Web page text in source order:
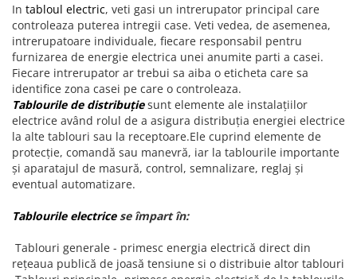
In tabloul electric, veti gasi un intrerupator principal care
controleaza puterea intregii case. Veti vedea, de asemenea,
intrerupatoare individuale, fiecare responsabil pentru
furnizarea de energie electrica unei anumite parti a casei.
Fiecare intrerupator ar trebui sa aiba o eticheta care sa
identifice zona casei pe care o controleaza.
Tablourile de distribuţiesunt elemente ale instalaţiilor
electrice având rolul de a asigura distribuţia energiei electrice
la alte tablouri sau la receptoare.Ele cuprind elemente de
protecţie, comandă sau manevră, iar la tablourile importante
şi aparatajul de masură, control, semnalizare, reglaj şi
eventual automatizare.
Tablourile electricese împart în:
Tablouri generale - primesc energia electrică direct din
reţeaua publică de joasă tensiune si o distribuie altor tablouri